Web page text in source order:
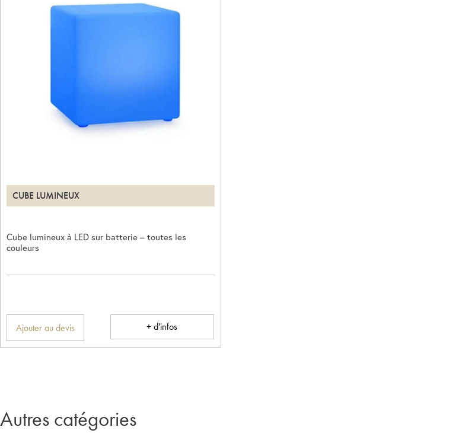
CUBE LUMINEUX
Cube lumineux à LED sur batterie – toutes les
couleurs
Ajouter au devis + d'infos
Autres catégories